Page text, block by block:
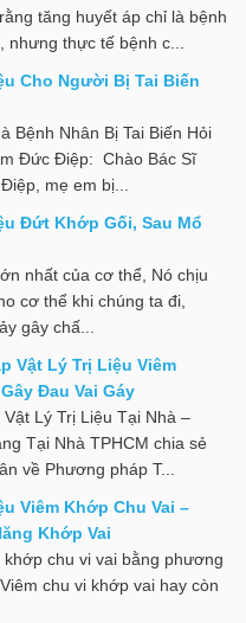
tăng huyết áp chỉ là bệnh
nhưng thực tế bệnh c...
Cho Người Bị Tai Biến
Bệnh Nhân Bị Tai Biến Hỏi
Đức Điệp: Chào Bác Sĩ
mẹ em bị...
Đứt Khớp Gối, Sau Mổ
nhất của cơ thể, Nó chịu
cơ thể khi chúng ta đi,
gây chấ...
Vật Lý Trị Liệu Viêm
Đau Vai Gáy
Lý Trị Liệu Tại Nhà –
Tại Nhà TPHCM chia sẻ
về Phương pháp T...
Viêm Khớp Chu Vai –
Khớp Vai
chu vi vai bằng phương
chu vi khớp vai hay còn